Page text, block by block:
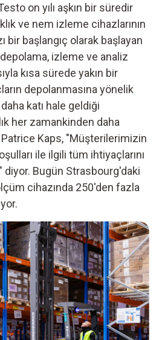
on yılı aşkın bir süredir
ve nem izleme cihazlarının
bir başlangıç olarak başlayan
izleme ve analiz
kısa sürede yakın bir
depolanmasına yönelik
katı hale geldiği
her zamankinden daha
Kaps, "Müşterilerimizin
ile ilgili tüm ihtiyaçlarını
diyor. Bugün Strasbourg'daki
cihazında 250'den fazla